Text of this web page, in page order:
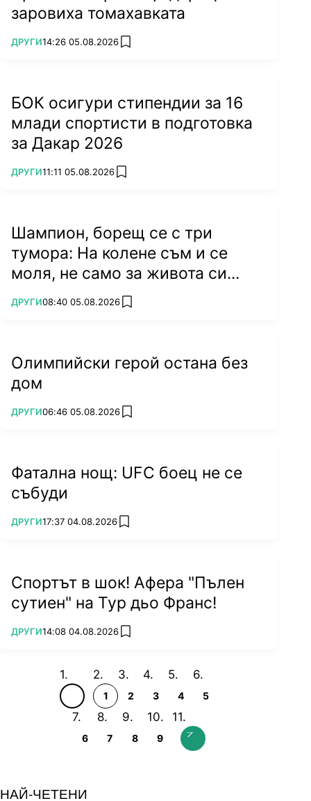
заровиха томахавката
ПОВЕЧЕ ОТ
ДРУГИ14:26 05.08.2026 add favorites
БОК осигури стипендии за 16
млади спортисти в подготовка
за Дакар 2026
ПОВЕЧЕ ОТ
ДРУГИ11:11 05.08.2026 add favorites
Шампион, борещ се с три
тумора: На колене съм и се
моля, не само за живота си...
ПОВЕЧЕ ОТ
ДРУГИ08:40 05.08.2026 add favorites
Олимпийски герой остана без
дом
ПОВЕЧЕ ОТ
ДРУГИ06:46 05.08.2026 add favorites
Фатална нощ: UFC боец не се
събуди
ПОВЕЧЕ ОТ
ДРУГИ17:37 04.08.2026 add favorites
Спортът в шок! Афера "Пълен
сутиен" на Тур дьо Франс!
ПОВЕЧЕ ОТ
ДРУГИ14:08 04.08.2026 add favorites
1 2 3 4 5
6 7 8 9
НАЙ-ЧЕТЕНИ